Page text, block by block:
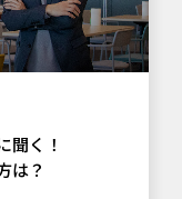
聞く！
は？